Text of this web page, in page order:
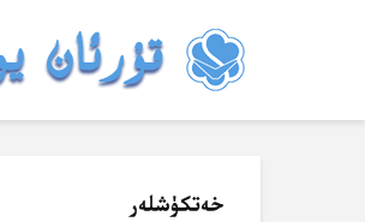
خەتكۈشلەر